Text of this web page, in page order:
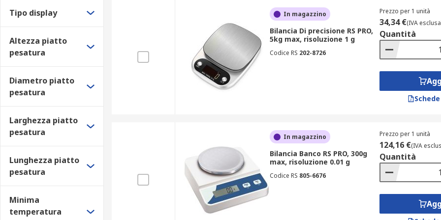
possono contare su opzioni di consegna rapide ed efficienti per le nostre bilance da banco, con e senza gancio,
Tipo display
Altezza piatto
pesatura
Diametro piatto
pesatura
Larghezza piatto
pesatura
Lunghezza piatto
pesatura
Minima
temperatura
In magazzino
Bilancia Di precisione RS PRO,
5kg max, risoluzione 1 g
Codice RS 202-8726
Prezzo per 1 unità
34,34 €(IVA
Quantità
In magazzino
Bilancia Banco RS PRO, 300g
max, risoluzione 0.01 g
Codice RS 805-6676
Prezzo per 1 unità
124,16 €(IVA
Quantità